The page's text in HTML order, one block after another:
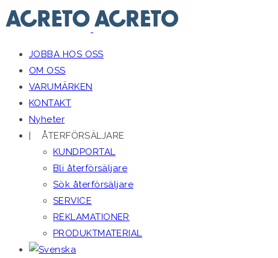
JOBBA HOS OSS
OM OSS
VARUMÄRKEN
KONTAKT
Nyheter
| ÅTERFÖRSÄLJARE
KUNDPORTAL
Bli återförsäljare
Sök återförsäljare
SERVICE
REKLAMATIONER
PRODUKTMATERIAL